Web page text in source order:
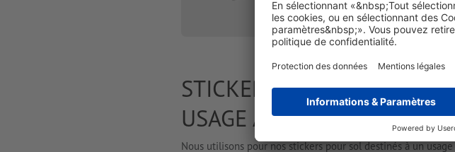
effet
votre
STICKERS POUR SOL
USAGE À L'INTÉRIEUR
Nous utilisons pour nos stickers pour sol destinés à un